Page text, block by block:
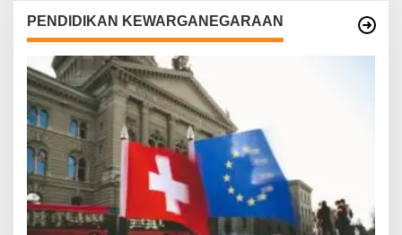
PENDIDIKAN KEWARGANEGARAAN